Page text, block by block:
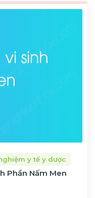
y tế y dược
Phần Nấm Men